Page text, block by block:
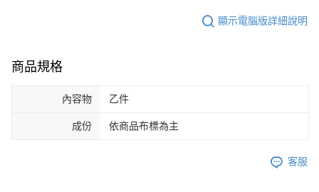
顯示電腦版詳細說明
商品規格
內容物 乙件
成份 依商品布標為主
客服